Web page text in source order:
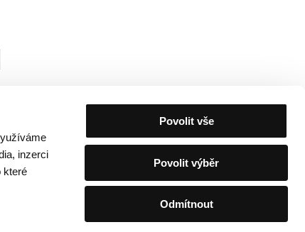
inzerci
které
Povolit vše
Povolit výběr
Odmítnout